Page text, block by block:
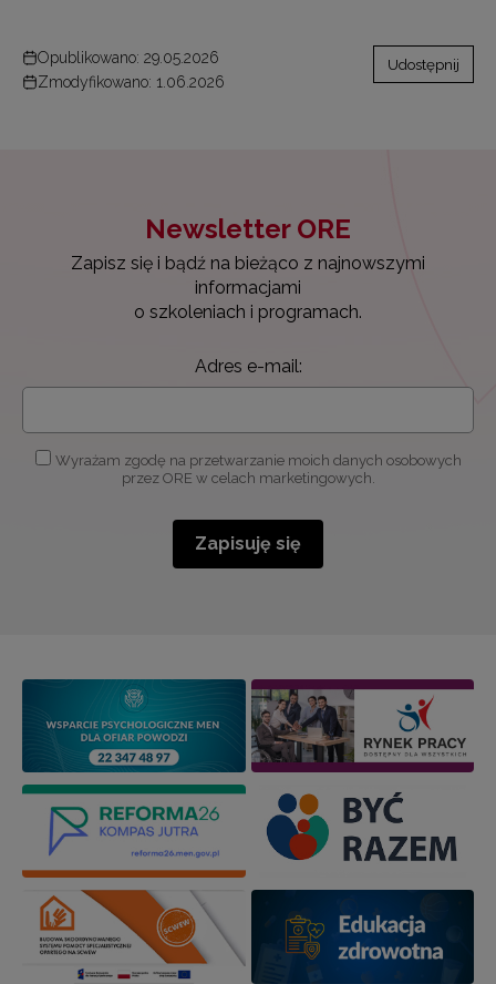
Opublikowano: 29.05.2026
Zmodyfikowano: 1.06.2026
Udostępnij
Newsletter ORE
Zapisz się i bądź na bieżąco z najnowszymi
informacjami
o szkoleniach i programach.
Adres e-mail:
Wyrażam zgodę na przetwarzanie moich danych osobowych
przez ORE w celach marketingowych.
Zapisuję się